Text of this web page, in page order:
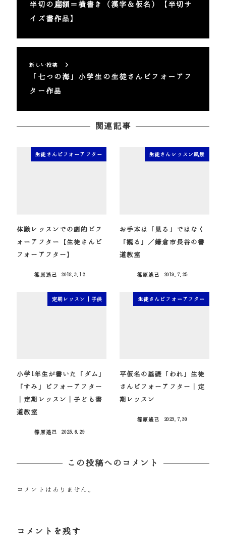
半切の扁額＝横書き（漢字＆仮名）【半切サ
イズ書作品】
新しい投稿
「七つの海」小学生の生徒さんビフォーアフ
ター作品
関連記事
生徒さんビフォーアフター
体験レッスンでの劇的ビフ
ォーアフター【生徒さんビ
フォーアフター】
篠原遙己
2018.3.12
生徒さんレッスン風景
お手本は「見る」ではなく
「観る」／鎌倉市長谷の書
道教室
篠原遙己
2019.7.25
定期レッスン｜子供
小学1年生が書いた「ダム」
「すみ」ビフォーアフター
｜定期レッスン｜子ども書
道教室
篠原遙己
2025.6.29
生徒さんビフォーアフター
平仮名の基礎「われ」生徒
さんビフォーアフター｜定
期レッスン
篠原遙己
2023.7.30
この投稿へのコメント
コメントはありません。
コメントを残す